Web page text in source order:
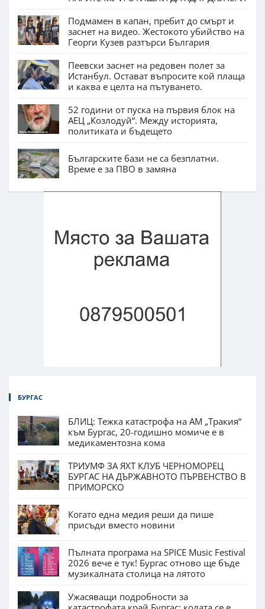
Подмамен в капан, пребит до смърт и
заснет на видео. Жестокото убийство на
Георги Кузев разтърси България
Пеевски заснет на редовен полет за
Истанбул. Остават въпросите кой плаща
и каква е целта на пътуването.
52 години от пуска на първия блок на
АЕЦ „Козлодуй“. Между историята,
политиката и бъдещето
Българските бази не са безплатни.
Време е за ПВО в замяна
БУРГАС
БЛИЦ: Тежка катастрофа на АМ „Тракия“
към Бургас, 20-годишно момиче е в
медикаментозна кома
ТРИУМФ ЗА ЯХТ КЛУБ ЧЕРНОМОРЕЦ
БУРГАС НА ДЪРЖАВНОТО ПЪРВЕНСТВО В
ПРИМОРСКО
Когато една медия реши да пише
присъди вместо новини
Пълната програма на SPICE Music Festival
2026 вече е тук! Бургас отново ще бъде
музикалната столица на лятото
Ужасяващи подробности за